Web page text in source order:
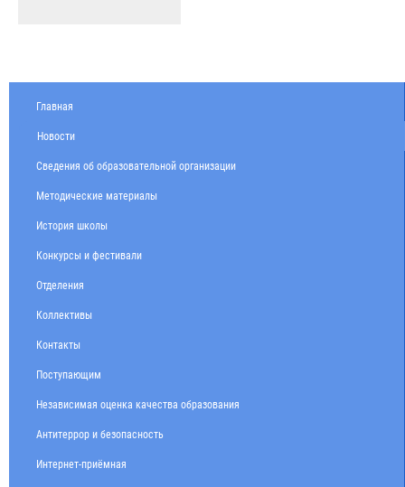
Главная
Новости
Сведения об образовательной организации
Методические материалы
История школы
Конкурсы и фестивали
Отделения
Коллективы
Контакты
Поступающим
Независимая оценка качества образования
Антитеррор и безопасность
Интернет-приёмная